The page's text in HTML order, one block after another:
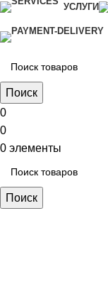
УСЛУГИ
Поиск
0
0
0 элементы
Поиск